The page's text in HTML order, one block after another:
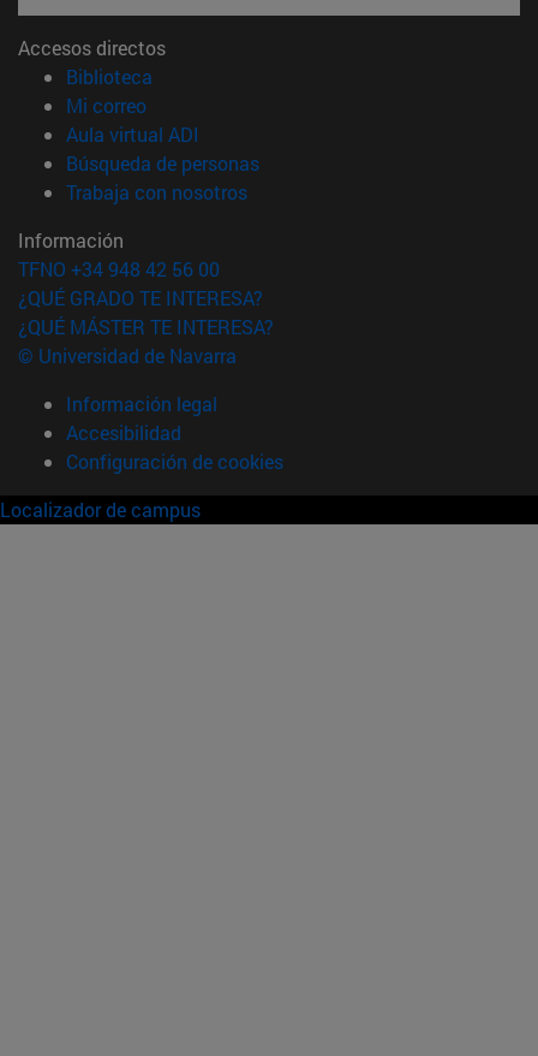
Accesos directos
Biblioteca
Mi correo(abre en nueva ventana)
Aula virtual ADI
Búsqueda de personas(abre en nueva ventana)
Trabaja con nosotros(abre en nueva ventana)
Información
TFNO +34 948 42 56 00
¿QUÉ GRADO TE INTERESA?
¿QUÉ MÁSTER TE INTERESA?
© Universidad de Navarra
Información legal
Accesibilidad
Configuración de cookies
Localizador de campus